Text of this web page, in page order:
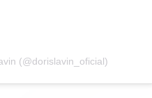
(@dorislavin_oficial)